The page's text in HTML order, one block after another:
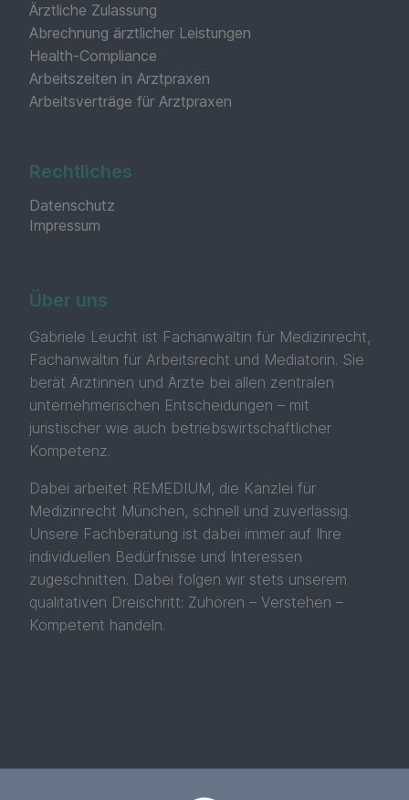
Ärztliche Zulassung
Abrechnung ärztlicher Leistungen
Health-Compliance
Arbeitszeiten in Arztpraxen
Arbeitsverträge für Arztpraxen
Rechtliches
Datenschutz
Impressum
Über uns
Gabriele Leucht ist Fachanwältin für Medizinrecht,
Fachanwältin für Arbeitsrecht und Mediatorin. Sie
berät Ärztinnen und Ärzte bei allen zentralen
unternehmerischen Entscheidungen – mit
juristischer wie auch betriebswirtschaftlicher
Kompetenz.
Dabei arbeitet REMEDIUM, die Kanzlei für
Medizinrecht München, schnell und zuverlässig.
Unsere Fachberatung ist dabei immer auf Ihre
individuellen Bedürfnisse und Interessen
zugeschnitten. Dabei folgen wir stets unserem
qualitativen Dreischritt: Zuhören – Verstehen –
Kompetent handeln.